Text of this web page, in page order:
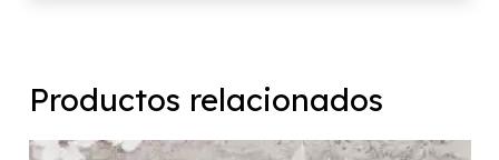
Productos relacionados